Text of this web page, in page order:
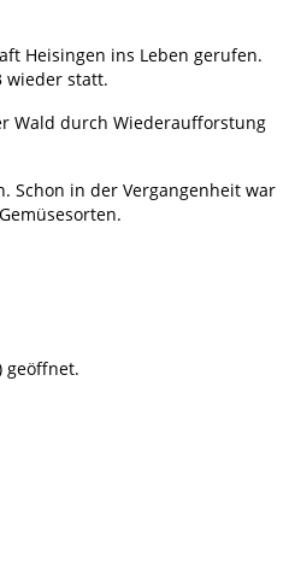
Heisingen ins Leben gerufen.
wieder statt.
Wald durch Wiederaufforstung
Schon in der Vergangenheit war
geöffnet.